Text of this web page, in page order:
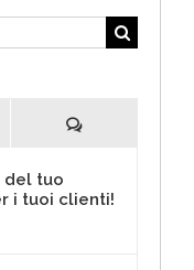
Commenti
del tuo
i tuoi clienti!